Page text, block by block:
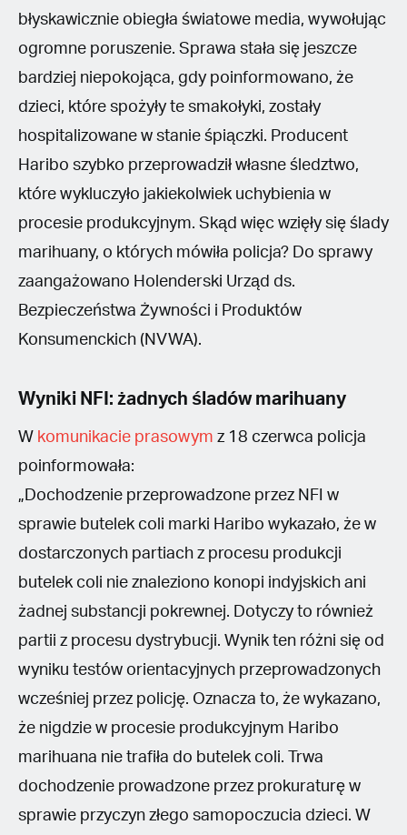
błyskawicznie obiegła światowe media, wywołując
ogromne poruszenie. Sprawa stała się jeszcze
bardziej niepokojąca, gdy poinformowano, że
dzieci, które spożyły te smakołyki, zostały
hospitalizowane w stanie śpiączki. Producent
Haribo szybko przeprowadził własne śledztwo,
które wykluczyło jakiekolwiek uchybienia w
procesie produkcyjnym. Skąd więc wzięły się ślady
marihuany, o których mówiła policja? Do sprawy
zaangażowano Holenderski Urząd ds.
Bezpieczeństwa Żywności i Produktów
Konsumenckich (NVWA).
Wyniki NFI: żadnych śladów marihuany
W komunikacie prasowym z 18 czerwca policja
poinformowała:
„Dochodzenie przeprowadzone przez NFI w
sprawie butelek coli marki Haribo wykazało, że w
dostarczonych partiach z procesu produkcji
butelek coli nie znaleziono konopi indyjskich ani
żadnej substancji pokrewnej. Dotyczy to również
partii z procesu dystrybucji. Wynik ten różni się od
wyniku testów orientacyjnych przeprowadzonych
wcześniej przez policję. Oznacza to, że wykazano,
że nigdzie w procesie produkcyjnym Haribo
marihuana nie trafiła do butelek coli. Trwa
dochodzenie prowadzone przez prokuraturę w
sprawie przyczyn złego samopoczucia dzieci. W